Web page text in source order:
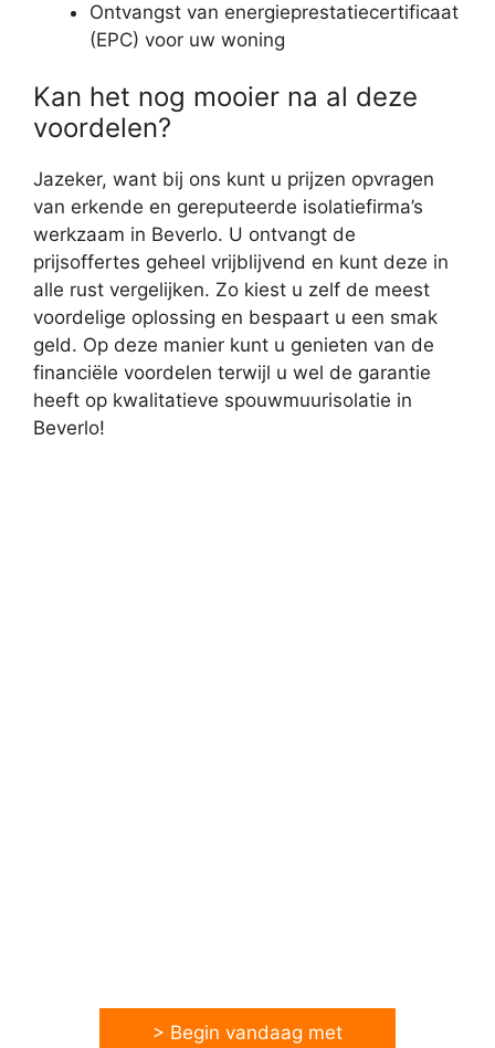
Ontvangst van energieprestatiecertificaat
(EPC) voor uw woning
Kan het nog mooier na al deze
voordelen?
Jazeker, want bij ons kunt u prijzen opvragen
van erkende en gereputeerde isolatiefirma’s
werkzaam in Beverlo. U ontvangt de
prijsoffertes geheel vrijblijvend en kunt deze in
alle rust vergelijken. Zo kiest u zelf de meest
voordelige oplossing en bespaart u een smak
geld. Op deze manier kunt u genieten van de
financiële voordelen terwijl u wel de garantie
heeft op kwalitatieve spouwmuurisolatie in
Beverlo!
> Begin vandaag met